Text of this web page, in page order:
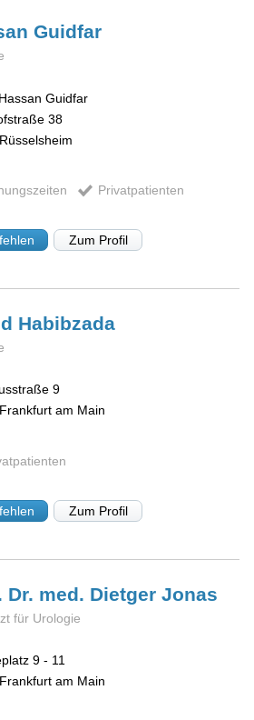
Guidfar
Guidfar
38
Rüsselsheim
Privatpatienten
Zum Profil
Habibzada
9
Frankfurt am Main
Zum Profil
Dr. med. DietgerJonas
für Urologie
9 - 11
Frankfurt am Main